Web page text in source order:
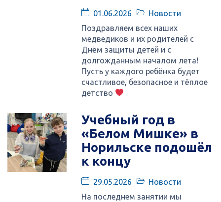
01.06.2026
Новости
Поздравляем всех наших
медведиков и их родителей с
Днём защиты детей и с
долгожданным началом лета!
Пусть у каждого ребёнка будет
счастливое, безопасное и тёплое
детство
Учебный год в
«Белом Мишке» в
Норильске подошёл
к концу
29.05.2026
Новости
На последнем занятии мы